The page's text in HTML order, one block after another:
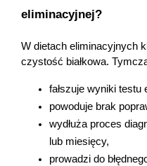
eliminacyjnej?
W dietach eliminacyjnych
czystość białkowa.
fałszuje wyniki testu
powoduje brak
wydłuża proces
lub miesięcy,
prowadzi do